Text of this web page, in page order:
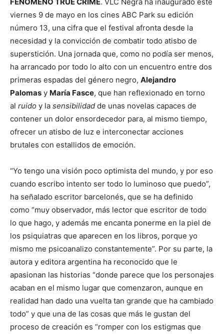
viernes 9 de mayo en los cines ABC Park su edición
número 13, una cifra que el festival afronta desde la
necesidad y la convicción de combatir todo atisbo de
superstición. Una jornada que, como no podía ser menos,
ha arrancado por todo lo alto con un encuentro entre dos
primeras espadas del género negro, Alejandro
Palomas y María Fasce, que han reflexionado en torno
al ruido y la sensibilidad de unas novelas capaces de
contener un dolor ensordecedor para, al mismo tiempo,
ofrecer un atisbo de luz e interconectar acciones
brutales con estallidos de emoción.
“Yo tengo una visión poco optimista del mundo, y por eso
cuando escribo intento ser todo lo luminoso que puedo”,
ha señalado escritor barcelonés, que se ha definido
como “muy observador, más lector que escritor de todo
lo que hago, y además me encanta ponerme en la piel de
los psiquiatras que aparecen en los libros, porque yo
mismo me psicoanalizo constantemente”. Por su parte, la
autora y editora argentina ha reconocido que le
apasionan las historias “donde parece que los personajes
acaban en el mismo lugar que comenzaron, aunque en
realidad han dado una vuelta tan grande que ha cambiado
todo” y que una de las cosas que más le gustan del
proceso de creación es “romper con los estigmas que